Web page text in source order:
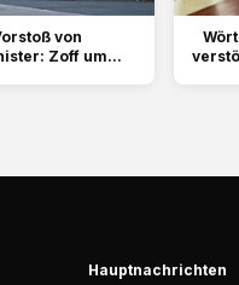
von
Zoff um...
Hauptnachrichten